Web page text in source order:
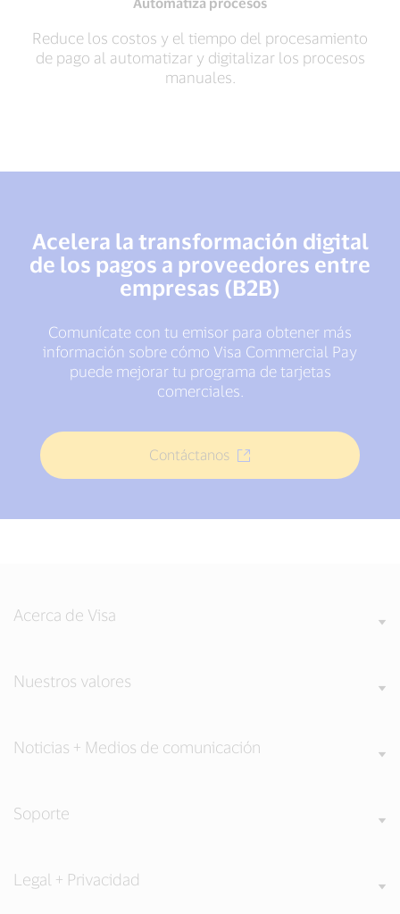
Reduce los costos y el tiempo del procesamiento
de pago al automatizar y digitalizar los procesos
manuales.
Acelera la transformación digital
de los pagos a proveedores entre
empresas (B2B)
Comunícate con tu emisor para obtener más
información sobre cómo Visa Commercial Pay
puede mejorar tu programa de tarjetas
comerciales.
Contáctanos
Acerca de Visa
Nuestros valores
Noticias + Medios de comunicación
Soporte
Legal + Privacidad